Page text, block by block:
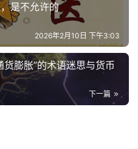
是不允许的
2026年2月10日 下午3:03
膨胀”的术语迷思与货币
下一篇